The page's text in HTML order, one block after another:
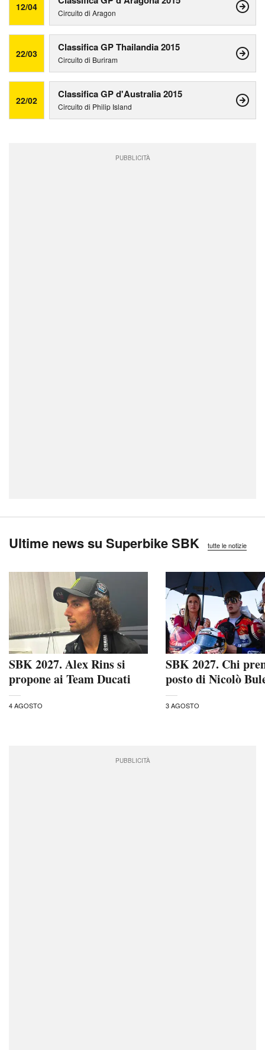
12/04
Circuito di Aragon
22/03 Classifica GP Thailandia 2015
Circuito di Buriram
22/02 Classifica GP d'Australia 2015
Circuito di Philip Island
PUBBLICITÀ
Ultime news su Superbike SBK tutte le notizie
SBK 2027. Alex Rins si
propone ai Team Ducati
4 AGOSTO
SBK 2027. Chi
posto di Nicolò
3 AGOSTO
PUBBLICITÀ